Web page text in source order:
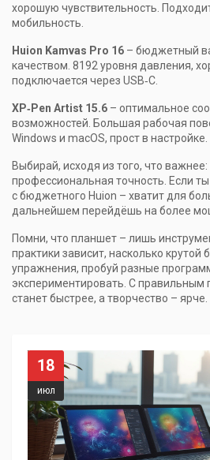
хорошую чувствительность.
мобильность.
Huion Kamvas Pro 16 – бюджетный
качеством. 8192 уровня давления,
подключается через USB‑C.
XP‑Pen Artist 15.6 – оптимальное
возможностей. Большая рабочая
Windows и macOS, прост в настройке.
Выбирай, исходя из того, что
профессиональная точность. Если
с бюджетного Huion – хватит для
дальнейшем перейдёшь на более
Помни, что планшет – лишь
практики зависит, насколько крутой
упражнения, пробуй разные
экспериментировать. С правильным
станет быстрее, а творчество – ярче.
18
июл